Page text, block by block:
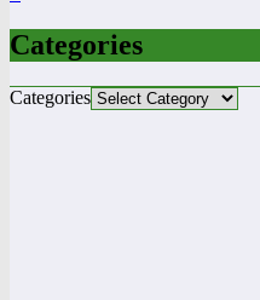
Categories
Categories